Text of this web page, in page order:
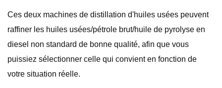
Ces deux machines de distillation d'huiles usées peuvent
raffiner les huiles usées/pétrole brut/huile de pyrolyse en
diesel non standard de bonne qualité, afin que vous
puissiez sélectionner celle qui convient en fonction de
votre situation réelle.